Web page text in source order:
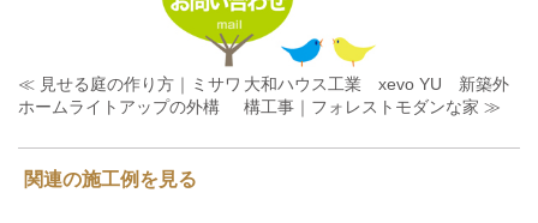
≪ 見せる庭の作り方｜ミサワ
ホームライトアップの外構
大和ハウス工業 xevo YU 新築外
構工事｜フォレストモダンな家 ≫
関連の施工例を見る